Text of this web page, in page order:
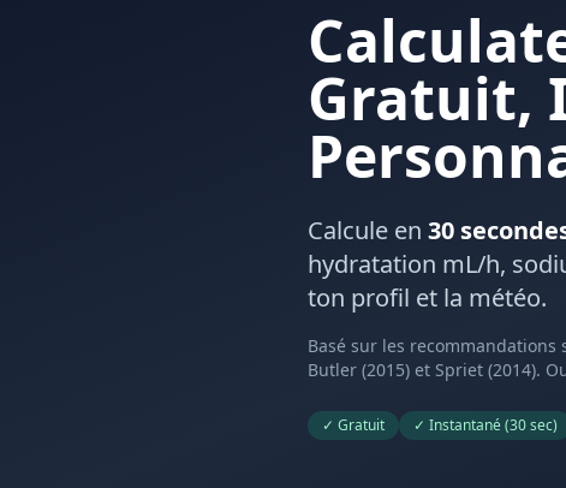
Gratuit,
Calcule en 30
hydratation mL/h,
ton profil et la météo.
Basé sur les recommandations
Butler (2015) et Spriet (2014).
✓ Gratuit ✓ Instantané (30 sec)